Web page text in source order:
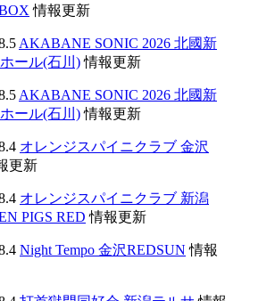
情報更新
AKABANE SONIC 2026 北國新
ール(石川)情報更新
AKABANE SONIC 2026 北國新
ール(石川)情報更新
オレンジスパイニクラブ 金沢
更新
オレンジスパイニクラブ 新潟
PIGS RED 情報更新
Night Tempo 金沢REDSUN 情報